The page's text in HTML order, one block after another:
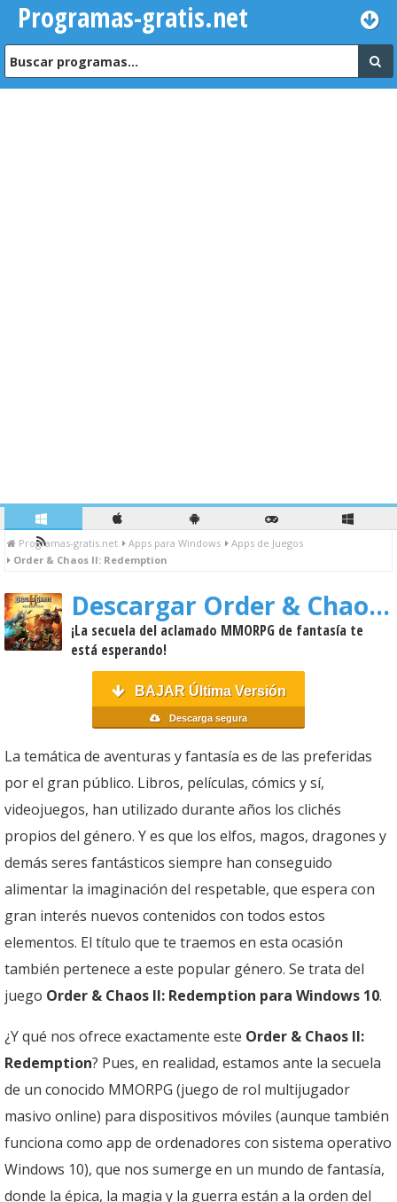
Programas-gratis.net
Programas-gratis.net Apps para Windows
Apps de Juegos
Order & Chaos II: Redemption
Descargar Order & Chaos II: Redemption
¡La secuela del aclamado MMORPG de fantasía te
está esperando!
BAJAR Última Versión
Descarga segura
La temática de aventuras y fantasía es de las preferidas
por el gran público. Libros, películas, cómics y sí,
videojuegos, han utilizado durante años los clichés
propios del género. Y es que los elfos, magos, dragones y
demás seres fantásticos siempre han conseguido
alimentar la imaginación del respetable, que espera con
gran interés nuevos contenidos con todos estos
elementos. El título que te traemos en esta ocasión
también pertenece a este popular género. Se trata del
juego Order & Chaos II: Redemption para Windows 10.
¿Y qué nos ofrece exactamente este Order & Chaos II:
Redemption? Pues, en realidad, estamos ante la secuela
de un conocido MMORPG (juego de rol multijugador
masivo online) para dispositivos móviles (aunque también
funciona como app de ordenadores con sistema operativo
Windows 10), que nos sumerge en un mundo de fantasía,
donde la épica, la magia y la guerra están a la orden del